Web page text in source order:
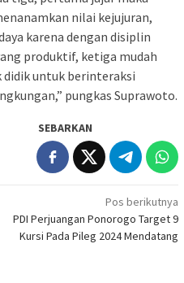
nilai kejujuran,
karena dengan disiplin
produktif, ketiga mudah
didik untuk berinteraksi
pungkas Suprawoto.
SEBARKAN
Pos berikutnya
PDI Perjuangan Ponorogo Target 9
Kursi Pada Pileg 2024 Mendatang